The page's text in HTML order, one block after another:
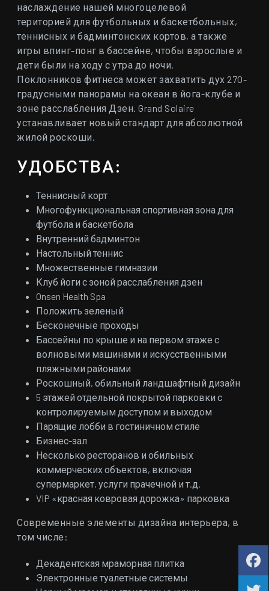
наслаждение нашей многоцелевой
територией для футбольных и баскетбольных,
теннисных и бадминтонских кортов, а также
игры впинг-понг в бассейне, чтобы взрослые и
дети были на ходу с утра до ночи.
Поклонников фитнеса может захватить дух 270-
градусными панорамы на океан в йога-клубе и
зоне расслабления Дзен. Grand Solaire
устанавливает новый стандарт для абсолютной
жилой роскоши.
УДОБСТВА:
Теннисный корт
Многофункциональная спортивная зона для
футбола и баскетбола
Внутренний бадминтон
Настольный теннис
Множественные гимназии
Клуб йоги с зоной расслабления дзен
Onsen Health Spa
Положить зеленый
Бесконечные проходы
Бассейны по крыше и на первом этаже с
волновыми машинами и искусственными
пляжными районами
Роскошный, обильный ландшафтный дизайн
5 этажей отдельной покрытой парковки с
контролируемым доступом и выходом
Парящие лобби в гостиничном стиле
Бизнес-зал
Несколько ресторанов и обильных
коммерческих объектов, включая
супермаркет, услуги прачечной и т.д.
VIP «красная ковровая дорожка» парковка
Современные элементы дизайна интерьера, в
том числе:
Декадентская мраморная плитка
Электронные туалетные системы